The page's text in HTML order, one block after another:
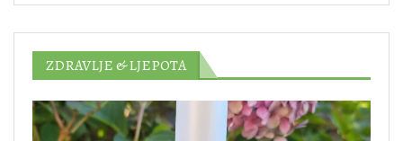
ZDRAVLJE & LJEPOTA